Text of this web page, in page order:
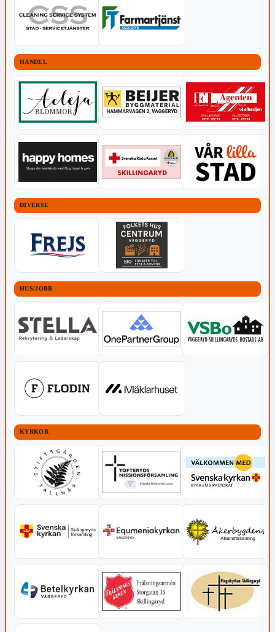
HANDEL
DIVERSE
HUS/JOBB
KYRKOR